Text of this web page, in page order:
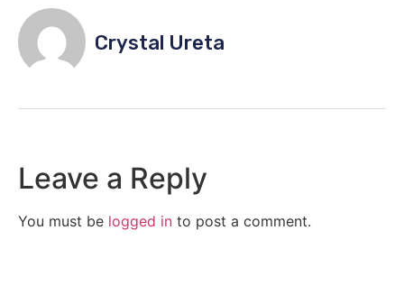
Crystal Ureta
Leave a Reply
You must be logged in to post a comment.